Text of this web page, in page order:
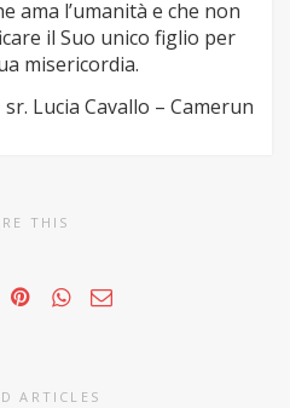
ama l’umanità e che non
il Suo unico figlio per
misericordia.
sr. Lucia Cavallo – Camerun
THIS
ARTICLES